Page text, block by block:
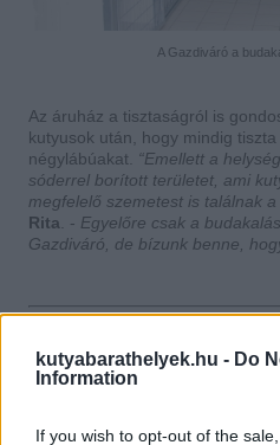
kutyabarathelyek.hu - Do
Information
If you wish to opt-out of the
A Gazdiváró a
Az áruház a tisztaságról is
kutyusok után, hogy mindig
négylábúakat. “Emellett a
sóderrel borított területet, ami
megfelelő szemetest is találnak a
Rita . - Egyelőre csak a
Gazdiváró, de bízunk benne,
Tippek
Ne hagyd magára
jármű, már tavasszal,